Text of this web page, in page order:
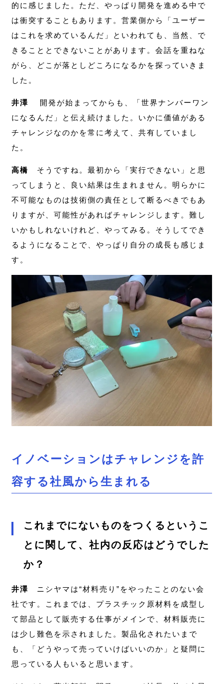
的に感じました。ただ、やっぱり開発を進める中で
は衝突することもあります。営業側から「ユーザー
はこれを求めているんだ」といわれても、当然、で
きることとできないことがあります。会話を重ねな
がら、どこが落としどころになるかを探っていきま
した。
井澤
開発が始まってからも、「世界ナンバーワン
になるんだ」と伝え続けました。いかに価値がある
チャレンジなのかを常に考えて、共有していまし
た。
高橋 そうですね。最初から「実行できない」と思
ってしまうと、良い結果は生まれません。明らかに
不可能なものは技術側の責任として断るべきでもあ
りますが、可能性があればチャレンジします。難し
いかもしれないけれど、やってみる。そうしてでき
るようになることで、やっぱり自分の成長も感じま
す。
イノベーションはチャレンジを許
容する社風から生まれる
これまでにないものをつくるというこ
とに関して、社内の反応はどうでした
か？
井澤 ニシヤマは“材料売り”をやったことのない会
社です。これまでは、プラスチック原材料を成型し
て部品として販売する仕事がメインで、材料販売に
は少し難色を示されました。製品化されたいまで
も、「どうやって売っていけばいいのか」と疑問に
思っている人もいると思います。